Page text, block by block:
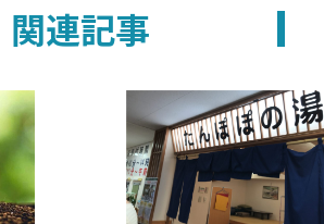
関連記事